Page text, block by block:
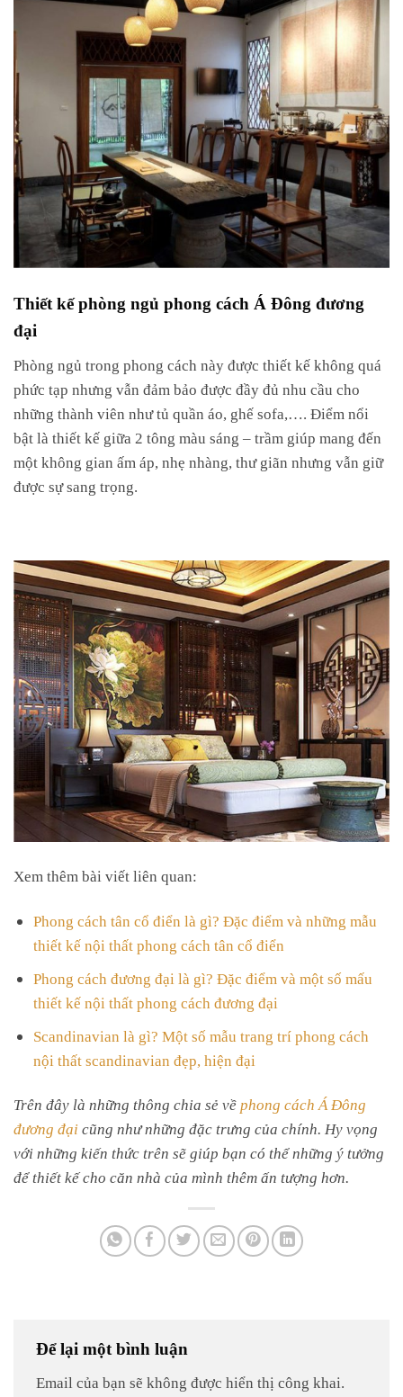
Thiết kế phòng ngủ phong cách Á Đông đương
đại
Phòng ngủ trong phong cách này được thiết kế không quá
phức tạp nhưng vẫn đảm bảo được đầy đủ nhu cầu cho
những thành viên như tủ quần áo, ghế sofa,…. Điểm nổi
bật là thiết kế giữa 2 tông màu sáng – trầm giúp mang đến
một không gian ấm áp, nhẹ nhàng, thư giãn nhưng vẫn giữ
được sự sang trọng.
Xem thêm bài viết liên quan:
Phong cách tân cổ điển là gì? Đặc điểm và những mẫu
thiết kế nội thất phong cách tân cổ điển
Phong cách đương đại là gì? Đặc điểm và một số mấu
thiết kế nội thất phong cách đương đại
Scandinavian là gì? Một số mẫu trang trí phong cách
nội thất scandinavian đẹp, hiện đại
Trên đây là những thông chia sẻ về phong cách Á Đông
đương đại cũng như những đặc trưng của chính. Hy vọng
với những kiến thức trên sẽ giúp bạn có thể những ý tưởng
để thiết kế cho căn nhà của mình thêm ấn tượng hơn.
Để lại một bình luận
Email của bạn sẽ không được hiển thị công khai.